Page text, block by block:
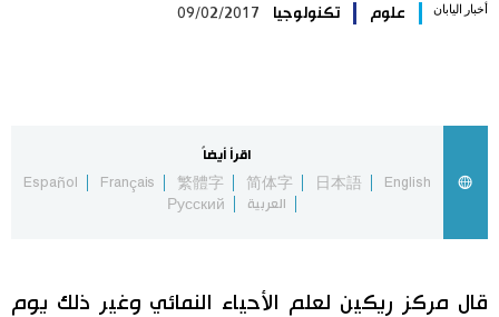
سياحة وسفر
اليابان في فيديو
مانغا وأنيمي
أخبار اليابان علوم تكنولوجيا 09/02/2017
اقرأ أيضاً
English
日本語
简体字
繁體字
Français
Español
العربية
Русский
قال مركز ريكين لعلم الأحياء النمائي وغير ذلك يوم